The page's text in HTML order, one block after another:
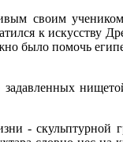
своим
к искусству
было помочь
-